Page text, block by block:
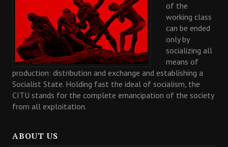
of the
working class
can be ended
only by
socializing all
means of
production: distribution and exchange and establishing a
Socialist State. Holding fast the ideal of socialism, the
CITU stands for the complete emancipation of the society
from all exploitation.
ABOUT US